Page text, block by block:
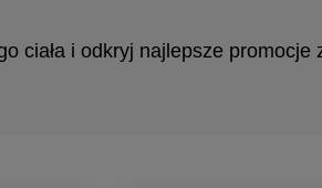
ciała i odkryj najlepsze promocje